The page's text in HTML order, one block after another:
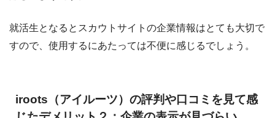
就活生となるとスカウトサイトの企業情報はとても大切で
すので、使用するにあたっては不便に感じるでしょう。
iroots（アイルーツ）の評判や口コミを見て感